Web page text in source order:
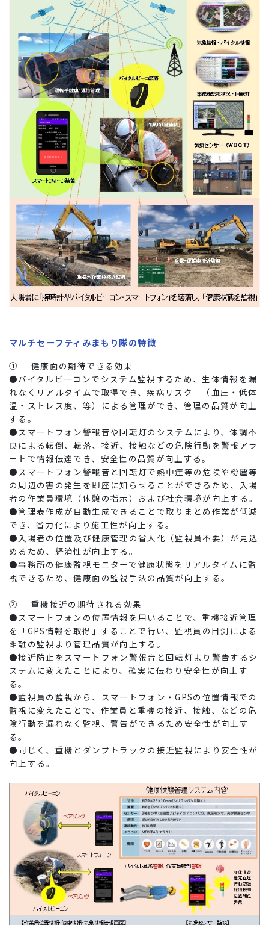
マルチセーフティみまもり隊の特徴
① 健康面の期待できる効果
●バイタルビーコンでシステム監視するため、生体情報を漏
れなくリアルタイムで取得でき、疾病リスク （血圧・低体
温・ストレス度、等）による管理ができ、管理の品質が向上
する。
●スマートフォン警報音や回転灯のシステムにより、体調不
良による転倒、転落、接近、接触などの危険行動を警報アラ
ートで情報伝達でき、安全性の品質が向上する。
●スマートフォン警報音と回転灯で熱中症等の危険や粉塵等
の周辺の害の発生を即座に知らせることができるため、入場
者の作業員環境（休憩の指示）および社会環境が向上する。
●管理表作成が自動生成できることで取りまとめ作業が低減
でき、省力化により施工性が向上する。
●入場者の位置及び健康管理の省人化（監視員不要）が見込
めるため、経済性が向上する。
●事務所の健康監視モニターで健康状態をリアルタイムに監
視できるため、健康面の監視手法の品質が向上する。
② 重機接近の期待される効果
●スマートフォンの位置情報を用いることで、重機接近管理
を「GPS情報を取得」することで行い、監視員の目測による
距離の監視より管理品質が向上する。
●接近防止をスマートフォン警報音と回転灯より警告するシ
ステムに変えたことにより、確実に伝わり安全性が向上す
る。
●監視員の監視から、スマートフォン・GPSの位置情報での
監視に変えたことで、作業員と重機の接近、接触、などの危
険行動を漏れなく監視、警告ができるため安全性が向上す
る。
●同じく、重機とダンプトラックの接近監視により安全性が
向上する。